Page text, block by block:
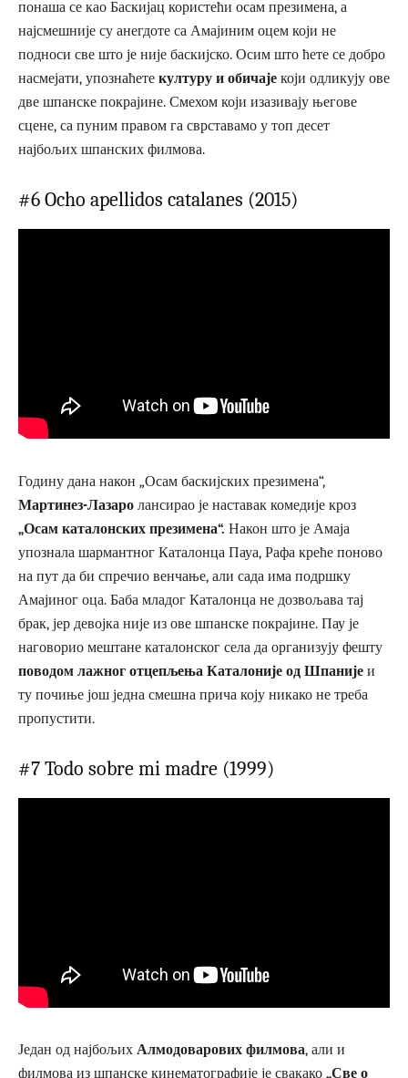
понаша се као Баскијац користећи осам презимена, а
најсмешније су анегдоте са Амајиним оцем који не
подноси све што је није баскијско. Осим што ћете се добро
насмејати, упознаћете културу и обичаје који одликују ове
две шпанске покрајине. Смехом који изазивају његове
сцене, са пуним правом га сврставамо у топ десет
најбољих шпанских филмова.
#6 Ocho apellidos catalanes (2015)
Годину дана након „Осам баскијских презимена“,
Мартинез-Лазаро лансирао је наставак комедије кроз
„Осам каталонских презимена“. Након што је Амаја
упознала шармантног Каталонца Пауа, Рафа креће поново
на пут да би спречио венчање, али сада има подршку
Амајиног оца. Баба младог Каталонца не дозвољава тај
брак, јер девојка није из ове шпанске покрајине. Пау је
наговорио мештане каталонског села да организују фешту
поводом лажног отцепљења Каталоније од Шпаније и
ту почиње још једна смешна прича коју никако не треба
пропустити.
#7 Todo sobre mi madre (1999)
Један од најбољих Алмодоварових филмова, али и
филмова из шпанске кинематографије је свакако „Све о